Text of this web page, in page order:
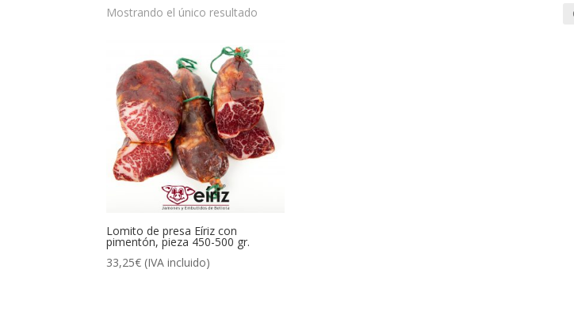
Mostrando el único resultado
Lomito de presa Eíriz con
pimentón, pieza 450-500 gr.
33,25€ (IVA incluido)